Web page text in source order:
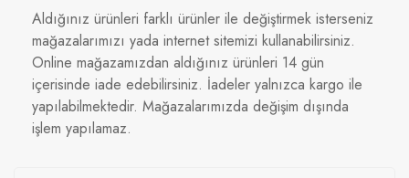
Aldığınız ürünleri farklı ürünler ile değiştirmek isterseniz
mağazalarımızı yada internet sitemizi kullanabilirsiniz.
Online mağazamızdan aldığınız ürünleri 14 gün
içerisinde iade edebilirsiniz. İadeler yalnızca kargo ile
yapılabilmektedir. Mağazalarımızda değişim dışında
işlem yapılamaz.